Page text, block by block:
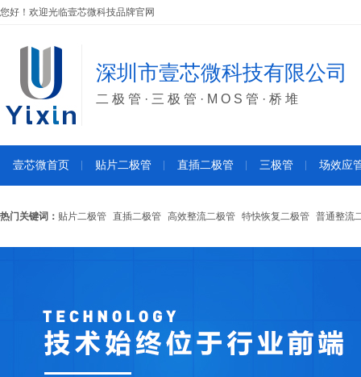
您好！欢迎光临壹芯微科技品牌官网
深圳市壹芯微科技有限公司
二极管·三极管·MOS管·桥堆
壹芯微首页 贴片二极管 直插二极管 三极管 场效应
热门关键词： 贴片二极管 直插二极管 高效整流二极管 特快恢复二极管 普通整流